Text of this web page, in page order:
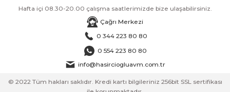
Hafta içi 08.30-20.00 çalışma saatlerimizde bize ulaşabilirsiniz.
Çağrı Merkezi
0 344 223 80 80
0 554 223 80 80
info@hasirciogluavm.com.tr
© 2022 Tüm hakları saklıdır. Kredi kartı bilgileriniz 256bit SSL sertifikası